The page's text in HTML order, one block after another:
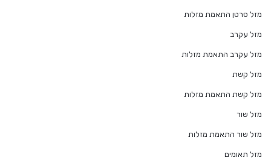
מזל סרטן התאמת מזלות
מזל עקרב
מזל עקרב התאמת מזלות
מזל קשת
מזל קשת התאמת מזלות
מזל שור
מזל שור התאמת מזלות
מזל תאומים